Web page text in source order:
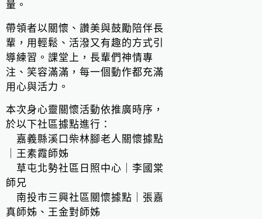
量。
帶領者以關懷、讚美與鼓勵陪伴長
輩，用輕鬆、活潑又有趣的方式引
導練習。課堂上，長輩們神情專
注、笑容滿滿，每一個動作都充滿
用心與活力。
本次身心靈關懷活動依推廣時序，
於以下社區據點進行：
嘉義縣溪口柴林腳老人關懷據點
｜王素霞師姊
草屯北勢社區日照中心｜李國棠
師兄
南投市三興社區關懷據點｜張嘉
真師姊、王金對師姊